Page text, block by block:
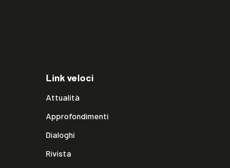
Link veloci
Attualità
Approfondimenti
Dialoghi
Rivista